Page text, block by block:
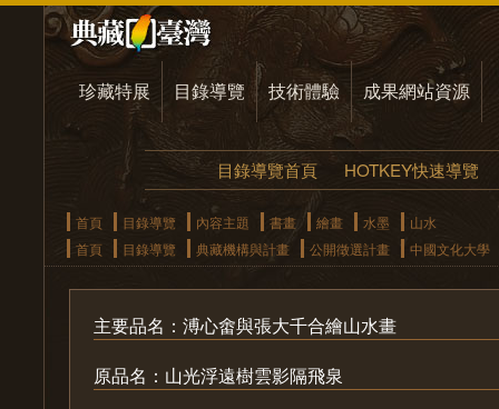
珍藏特展 目錄導覽 技術體驗 成果網站資源
目錄導覽首頁 HOTKEY快速導覽
首頁 目錄導覽 內容主題 書畫 繪畫 水墨
山水
首頁
目錄導覽 典藏機構與計畫 公開徵選計畫 中國文化大學
主要品名：溥心畬與張大千合繪山水畫
原品名：山光浮遠樹雲影隔飛泉